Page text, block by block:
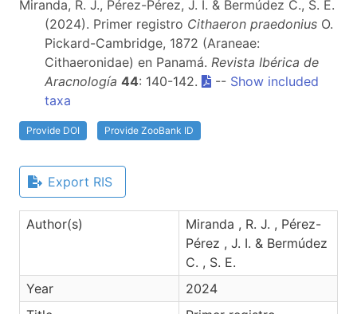
Miranda, R. J., Pérez-Pérez, J. I. & Bermúdez C., S. E.
(2024). Primer registro Cithaeron praedonius O.
Pickard-Cambridge, 1872 (Araneae:
Cithaeronidae) en Panamá. Revista Ibérica de
Aracnología 44: 140-142. -- Show included
taxa
Provide DOI Provide ZooBank ID
Export RIS
Author(s)
Miranda , R. J. , Pérez-
Pérez , J. I. & Bermúdez
C. , S. E.
Year
2024